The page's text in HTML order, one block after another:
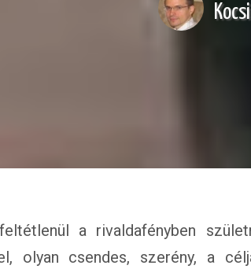
a rivaldafényben
olyan csendes, szerény, a